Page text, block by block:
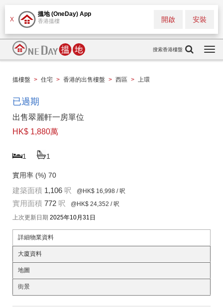
X
搵地 (OneDay) App
香港搵樓 安裝
開啟
搜索香港樓盤
搵樓盤 > 住宅 > 香港的出售樓盤 > 西區 > 上環
已過期
出售翠麗軒一房單位
HK$ 1,880萬
1 1
實用率 (%) 70
建築面積 1,106 呎 @HK$ 16,998 / 呎
實用面積 772 呎 @HK$ 24,352 / 呎
上次更新日期 2025年10月31日
詳細物業資料
大廈資料
地圖
街景